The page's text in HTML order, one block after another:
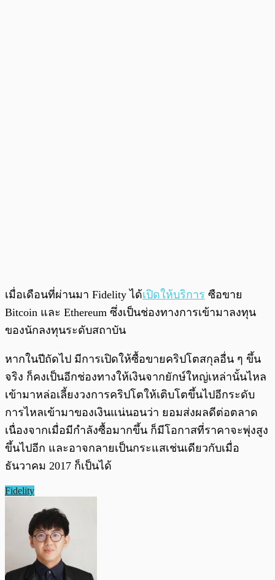
เมื่อเดือนที่ผ่านมา Fidelity ได้เปิดให้บริการ ซือขาย
Bitcoin และ Ethereum ซึ่งเป็นช่องทางการเข้ามาลงทุน
ของนักลงทุนระดับสถาบัน
หากในปีถัดไป มีการเปิดให้ซื้อขายคริปโตสกุลอื่น ๆ ขึ้น
จริง ก็คงเป็นอีกช่องทางให้เงินจากยักษ์ใหญ่เหล่านั้นไหล
เข้ามาหล่อเลี้ยงวงการคริปโตให้เติบโตขึ้นไปอีกระดับ
การไหลเข้ามาของเงินแน่นอนว่า ยอมส่งผลดีต่อตลาด
เนื่องจากเมื่อมีกำลังซื้อมากขึ้น ก็มีโอกาสที่ราคาจะพุ่งสูง
ขึ้นไปอีก และอาจกลายเป็นกระแสเช่นเดียวกับเมื่อ
ธันวาคม 2017 ก็เป็นได้
Fidelity